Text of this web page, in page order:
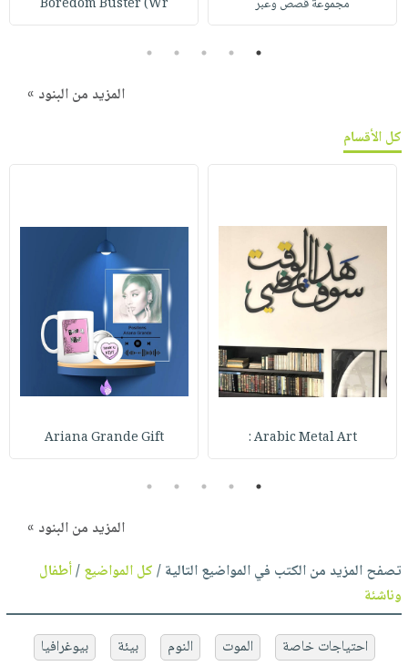
مجموعة قصص وعبر Boredom Buster (Wr
1
2
3
4
5
المزيد من البنود »
كل الأقسام
Arabic Metal Art :
Ariana Grande Gift
1
2
3
4
5
المزيد من البنود »
تصفح المزيد من الكتب في المواضيع التالية /كل المواضيع/أطفال
وناشئة
احتياجات خاصة الموت النوم بيئة
بيوغرافيا